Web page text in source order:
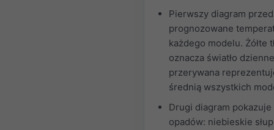
Pierwszy diagram
prognozowane
każdego modelu. Żółte
oznacza światło
przerywana
średnią wszystkich
Drugi diagram pokazuje
opadów: niebieskie